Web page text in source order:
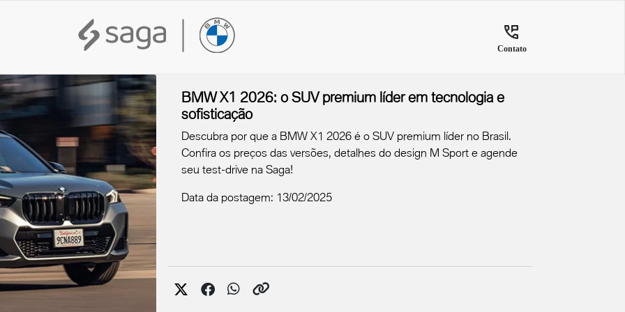
Contato
BMW X1 2026: o SUV premium líder em tecnologia e
sofisticação
Descubra por que a BMW X1 2026 é o SUV premium líder no Brasil.
Confira os preços das versões, detalhes do design M Sport e agende
seu test-drive na Saga!
Data da postagem: 13/02/2025